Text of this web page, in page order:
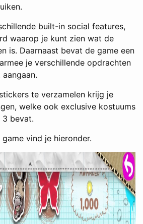
built-in social features,
waarop je kunt zien wat de
is. Daarnaast bevat de game een
je verschillende opdrachten
te verzamelen krijg je
welke ook exclusive kostuums
3 bevat.
vind je hieronder.